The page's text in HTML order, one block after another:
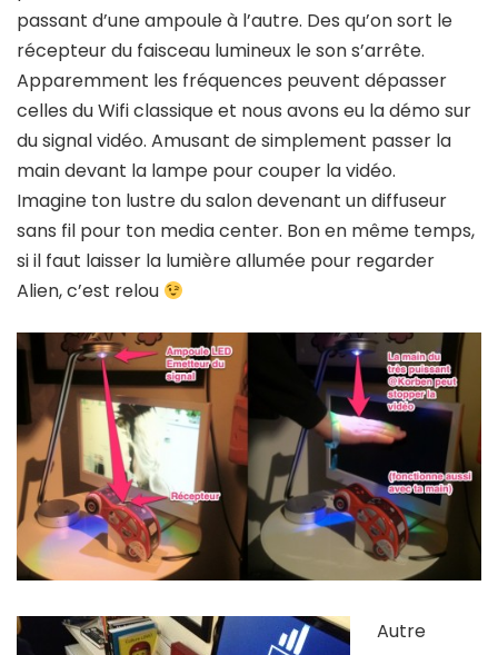
passant d’une ampoule à l’autre. Des qu’on sort le
récepteur du faisceau lumineux le son s’arrête.
Apparemment les fréquences peuvent dépasser
celles du Wifi classique et nous avons eu la démo sur
du signal vidéo. Amusant de simplement passer la
main devant la lampe pour couper la vidéo.
Imagine ton lustre du salon devenant un diffuseur
sans fil pour ton media center. Bon en même temps,
si il faut laisser la lumière allumée pour regarder
Alien, c’est relou
Autre